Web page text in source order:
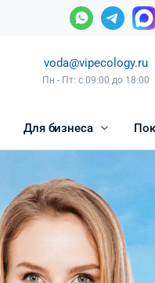
voda@vipecology.ru
Пн - Пт: с 09:00 до 18:00
Для бизнеса